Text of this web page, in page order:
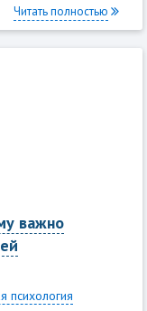
Читать полностью
важно
психология